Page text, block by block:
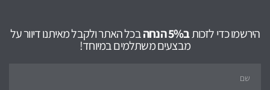
הירשמו כדי לזכותב5% הנחה בכל האתר ולקבל מאיתנו דיוור על
מבצעים משתלמים במיוחד!